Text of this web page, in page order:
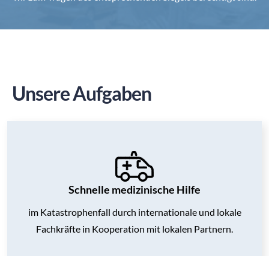
Unsere Aufgaben
Schnelle medizinische Hilfe
im Katastrophenfall durch internationale und lokale
Fachkräfte in Kooperation mit lokalen Partnern.